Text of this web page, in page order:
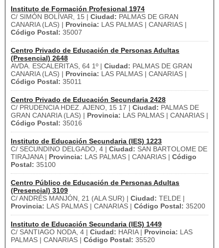
Instituto de Formación Profesional 1974
C/ SIMÓN BOLÍVAR, 15 | Ciudad: PALMAS DE GRAN
CANARIA (LAS) | Provincia: LAS PALMAS | CANARIAS |
Código Postal: 35007
Centro Privado de Educación de Personas Adultas
(Presencial) 2648
AVDA. ESCALERITAS, 64 1º | Ciudad: PALMAS DE GRAN
CANARIA (LAS) | Provincia: LAS PALMAS | CANARIAS |
Código Postal: 35011
Centro Privado de Educación Secundaria 2428
C/ PRUDENCIA HDEZ. AJENO, 15 17 | Ciudad: PALMAS DE
GRAN CANARIA (LAS) | Provincia: LAS PALMAS | CANARIAS |
Código Postal: 35016
Instituto de Educación Secundaria (IES) 1223
C/ SECUNDINO DELGADO, 4 | Ciudad: SAN BARTOLOME DE
TIRAJANA | Provincia: LAS PALMAS | CANARIAS | Código
Postal: 35100
Centro Público de Educación de Personas Adultas
(Presencial) 3109
C/ ANDRÉS MANJÓN, 21 (ALA SUR) | Ciudad: TELDE |
Provincia: LAS PALMAS | CANARIAS | Código Postal: 35200
Instituto de Educación Secundaria (IES) 1449
C/ SANTIAGO NODA, 4 | Ciudad: HARIA | Provincia: LAS
PALMAS | CANARIAS | Código Postal: 35520